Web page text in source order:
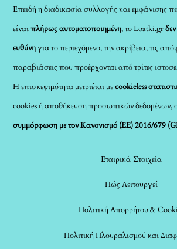
Επειδή η διαδικασία συλλογής και εμφάνισης
είναιπλήρως αυτοματοποιημένη, το Loatki.gr
ευθύνηγια το περιεχόμενο, την ακρίβεια, τις
παραβιάσεις που προέρχονται από τρίτες
Η επισκεψιμότητα μετριέται μεcookieless
cookies ή αποθήκευση προσωπικών δεδομένων,
συμμόρφωση με τον Κανονισμό (ΕΕ) 2016/679
Εταιρικά Στοιχεία
Πώς Λειτουργεί
Πολιτική Απορρήτου &
Πολιτική Πλουραλισμού και